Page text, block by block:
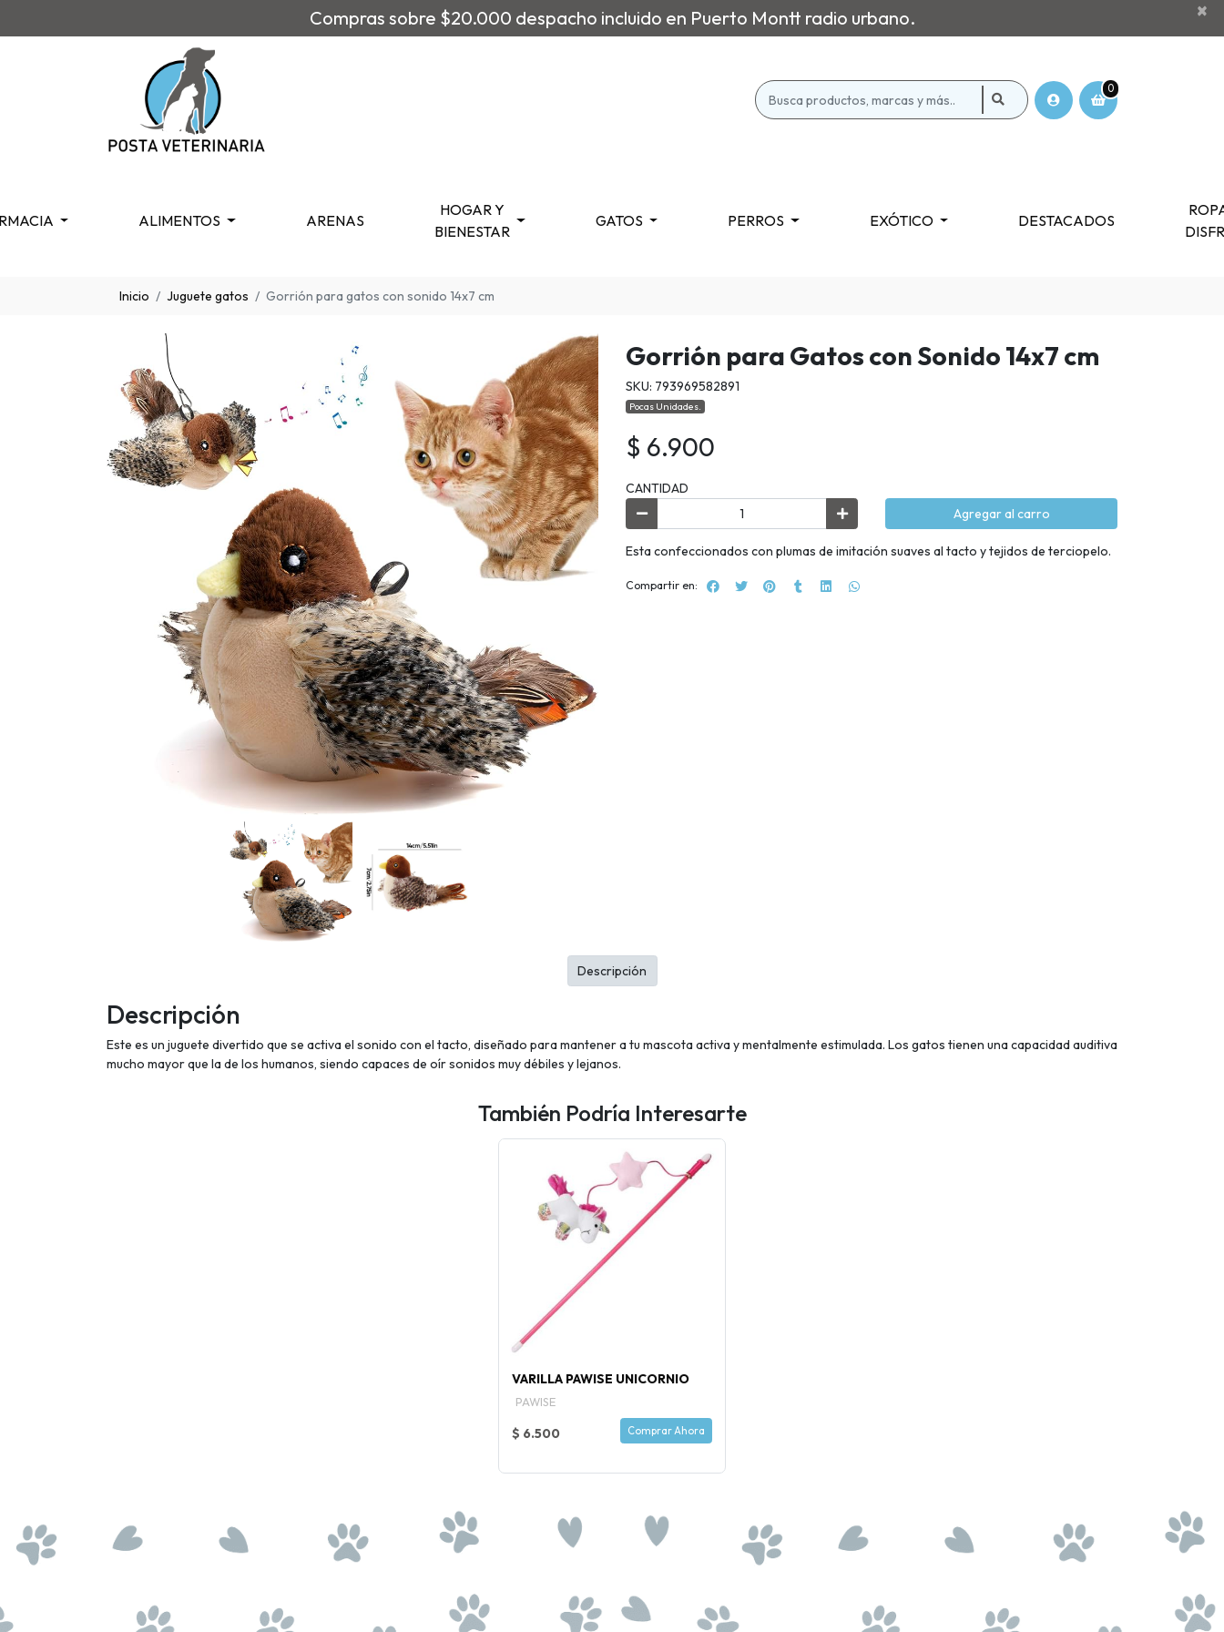
Compras sobre $20.000 despacho incluido en Puerto Montt radio urbano. ×
0
ALIMENTOS ARENAS
HOGAR Y
BIENESTAR
GATOS PERROS EXÓTICO DESTACADOS
Inicio Juguete gatos Gorrión para gatos con sonido 14x7 cm
Gorrión para Gatos con Sonido 14x7 cm
SKU: 793969582891
Pocas Unidades.
$ 6.900
CANTIDAD
Agregar al carro
Esta confeccionados con plumas de imitación suaves al tacto y tejidos de terciopelo.
Compartir en:
Descripción
Este es un juguete divertido que se activa el sonido con el tacto, diseñado para mantener a tu mascota activa y mentalmente estimulada. Los gatos tienen una capacidad auditiva
mucho mayor que la de los humanos, siendo capaces de oír sonidos muy débiles y lejanos.
Descripción
También Podría Interesarte
VARILLA PAWISE UNICORNIO
PAWISE
$ 6.500 Comprar Ahora